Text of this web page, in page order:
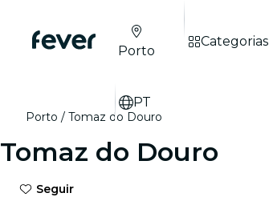
Porto
PT
Categorias
Porto Tomaz do Douro
Tomaz do Douro
Seguir